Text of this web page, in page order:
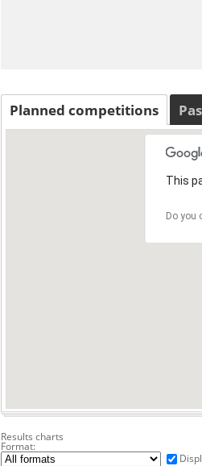
Planned competitions
This
Do you
Results charts
Format: